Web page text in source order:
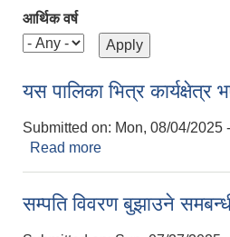
आर्थिक वर्ष
यस पालिका भित्र
Submitted on: Mon, 08/04/2025
Read more
सम्पति विवरण बुझाउने